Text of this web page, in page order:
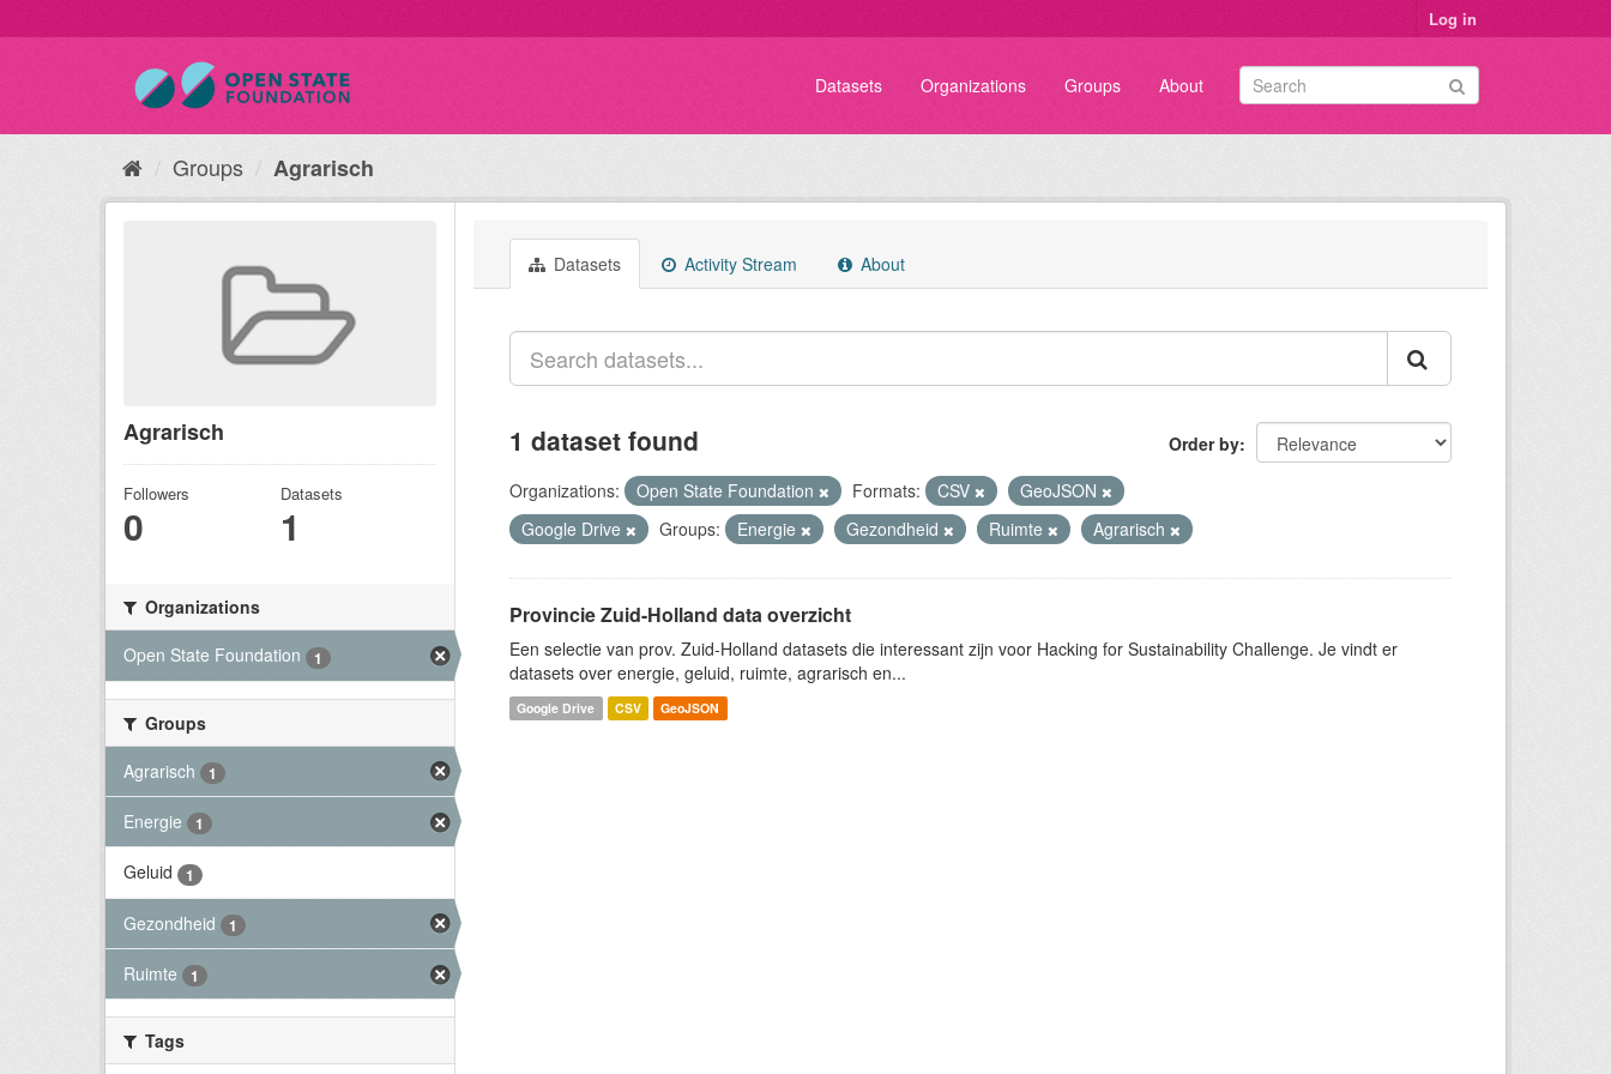
Log in
Datasets Organizations Groups About
Groups Agrarisch
Agrarisch
Followers
0
Datasets
1
Organizations
Open State Foundation
1
Groups
Agrarisch
1
Energie 1
Geluid 1
Gezondheid 1
Ruimte 1
Tags
Datasets Activity Stream About
Order by
1 dataset found
Organizations: Open State Foundation Formats: CSV
GeoJSON
Google Drive
Groups: Energie Gezondheid Ruimte Agrarisch
Provincie Zuid-Holland data overzicht
Een selectie van prov. Zuid-Holland datasets die interessant zijn voor Hacking for Sustainability Challenge. Je vindt er
datasets over energie, geluid, ruimte, agrarisch en...
Google Drive CSV GeoJSON